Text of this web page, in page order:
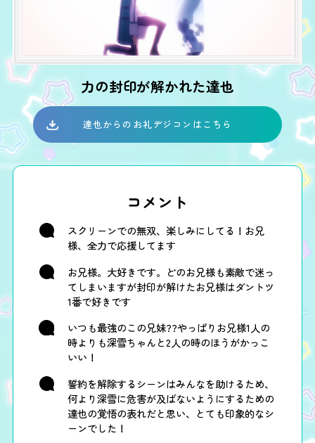
力の封印が解かれた達也
達也からのお礼デジコンはこちら
コメント
スクリーンでの無双、楽しみにしてる！お兄
様、全力で応援してます
お兄様。大好きです。どのお兄様も素敵で迷っ
てしまいますが封印が解けたお兄様はダントツ
1番で好きです
いつも最強のこの兄妹??やっぱりお兄様1人の
時よりも深雪ちゃんと2人の時のほうがかっこ
いい！
誓約を解除するシーンはみんなを助けるため、
何より深雪に危害が及ばないようにするための
達也の覚悟の表れだと思い、とても印象的なシ
ーンでした！